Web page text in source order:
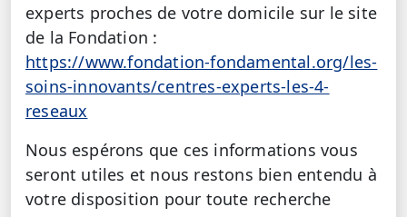
experts proches de votre domicile sur le site
de la Fondation :
https://www.fondation-fondamental.org/les-
soins-innovants/centres-experts-les-4-
reseaux
Nous espérons que ces informations vous
seront utiles et nous restons bien entendu à
votre disposition pour toute recherche